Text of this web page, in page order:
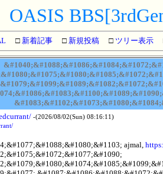
OASIS
□ 新着記事 □ 新規投稿 □ ツリー表示
-(2026/08/02(Sun) 08:16:11)
ajmal,